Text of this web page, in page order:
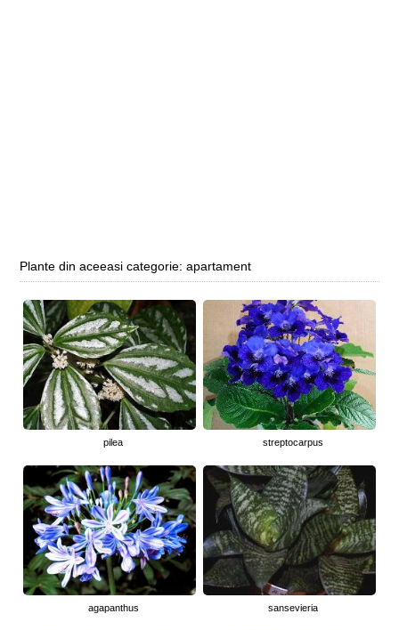
Plante din aceeasi categorie: apartament
pilea streptocarpus
agapanthus sansevieria